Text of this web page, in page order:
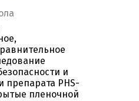
и
препарата PHS-
пленочной